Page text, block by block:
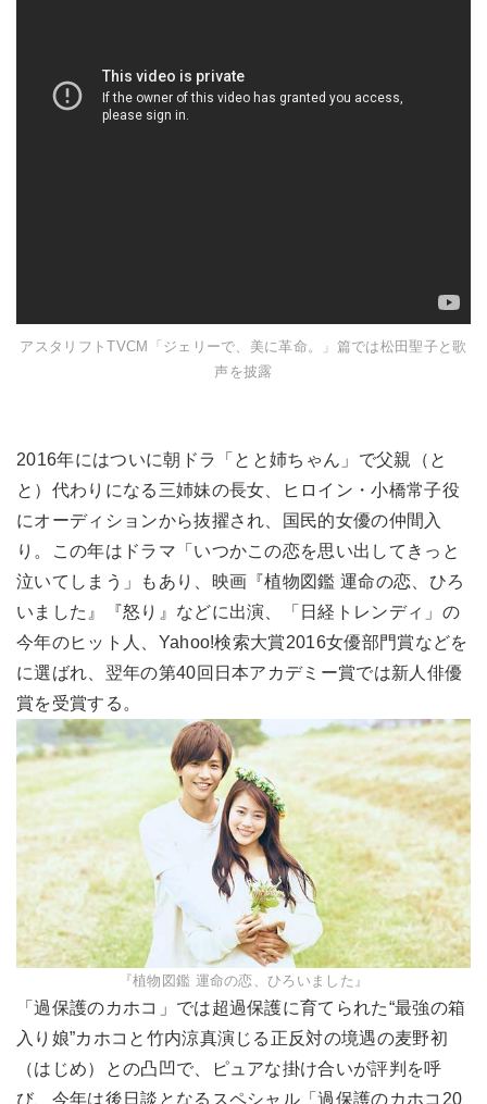
アスタリフトTVCM「ジェリーで、美に革命。」篇では松田聖子と歌
声を披露
2016年にはついに朝ドラ「とと姉ちゃん」で父親（と
と）代わりになる三姉妹の長女、ヒロイン・小橋常子役
にオーディションから抜擢され、国民的女優の仲間入
り。この年はドラマ「いつかこの恋を思い出してきっと
泣いてしまう」もあり、映画『植物図鑑 運命の恋、ひろ
いました』『怒り』などに出演、「日経トレンディ」の
今年のヒット人、Yahoo!検索大賞2016女優部門賞などを
に選ばれ、翌年の第40回日本アカデミー賞では新人俳優
賞を受賞する。
『植物図鑑 運命の恋、ひろいました』
「過保護のカホコ」では超過保護に育てられた“最強の箱
入り娘”カホコと竹内涼真演じる正反対の境遇の麦野初
（はじめ）との凸凹で、ピュアな掛け合いが評判を呼
び、今年は後日談となるスペシャル「過保護のカホコ20